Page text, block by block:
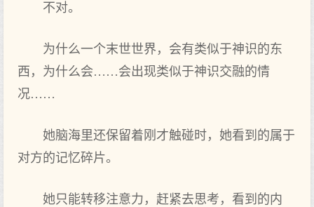
不对。
为什么一个末世世界，会有类似于神识的东
西，为什么会……会出现类似于神识交融的情
况……
她脑海里还保留着刚才触碰时，她看到的属于
对方的记忆碎片。
她只能转移注意力，赶紧去思考，看到的内